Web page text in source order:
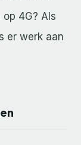
4G? Als
er werk aan